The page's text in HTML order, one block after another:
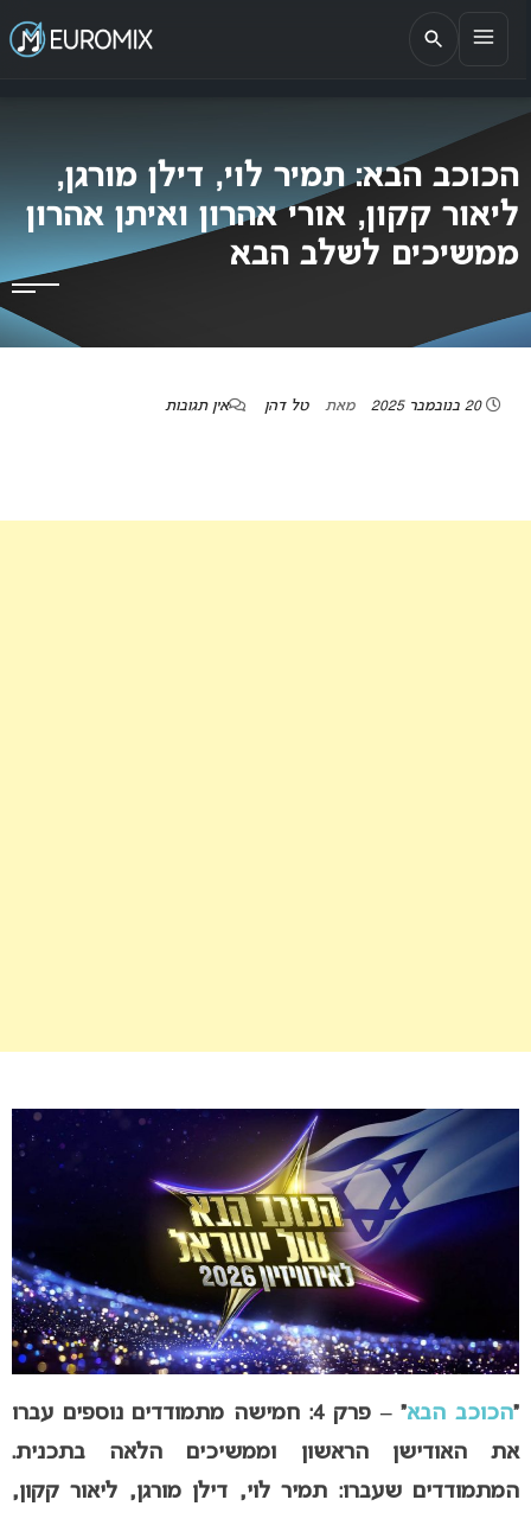
EUROMIX
אתר הבית של האירוויזיון בישראל
הכוכב הבא: תמיר לוי, דילן מורגן,
ליאור קקון, אורי אהרון ואיתן אהרון
ממשיכים לשלב הבא
20 בנובמבר 2025 מאת טל דהן אין תגובות
“הכוכב הבא
” – פרק 4: חמישה מתמודדים נוספים עברו
את האודישן הראשון וממשיכים הלאה בתכנית.
המתמודדים שעברו: תמיר לוי, דילן מורגן, ליאור קקון,